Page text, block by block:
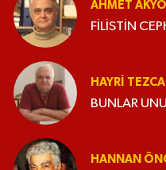
AHMET
FİLİSTİN
HAYRI
BUNLAR
HANNAN